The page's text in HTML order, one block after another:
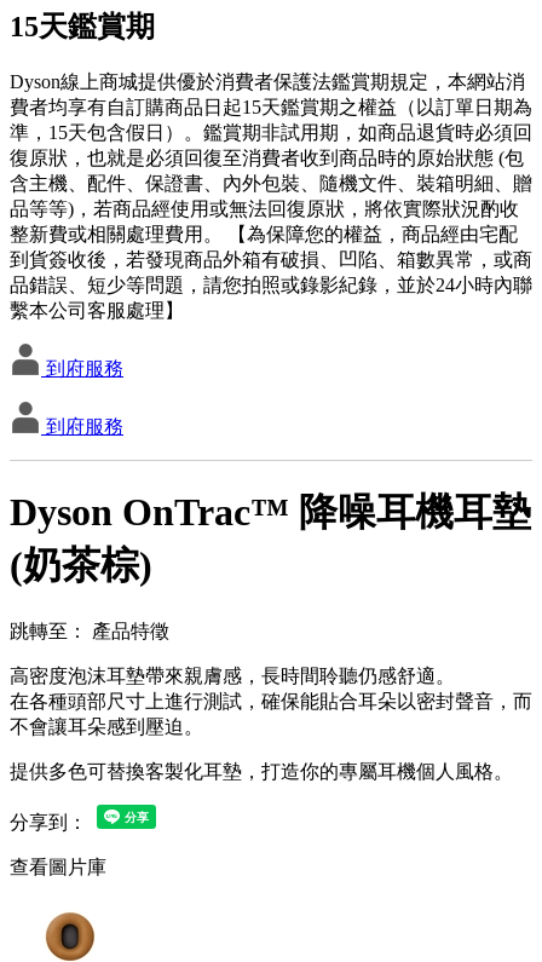
15天鑑賞期
Dyson線上商城提供優於消費者保護法鑑賞期規定，本網站消
費者均享有自訂購商品日起15天鑑賞期之權益（以訂單日期為
準，15天包含假日）。鑑賞期非試用期，如商品退貨時必須回
復原狀，也就是必須回復至消費者收到商品時的原始狀態 (包
含主機、配件、保證書、內外包裝、隨機文件、裝箱明細、贈
品等等)，若商品經使用或無法回復原狀，將依實際狀況酌收
整新費或相關處理費用。 【為保障您的權益，商品經由宅配
到貨簽收後，若發現商品外箱有破損、凹陷、箱數異常，或商
品錯誤、短少等問題，請您拍照或錄影紀錄，並於24小時內聯
繫本公司客服處理】
到府服務
到府服務
Dyson OnTrac™ 降噪耳機耳墊
(奶茶棕)
跳轉至： 產品特徵
高密度泡沫耳墊帶來親膚感，長時間聆聽仍感舒適。
在各種頭部尺寸上進行測試，確保能貼合耳朵以密封聲音，而
不會讓耳朵感到壓迫。
提供多色可替換客製化耳墊，打造你的專屬耳機個人風格。
分享到：
查看圖片庫